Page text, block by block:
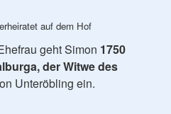
auf dem Hof
geht Simon 1750
der Witwe des
Unteröbling ein.